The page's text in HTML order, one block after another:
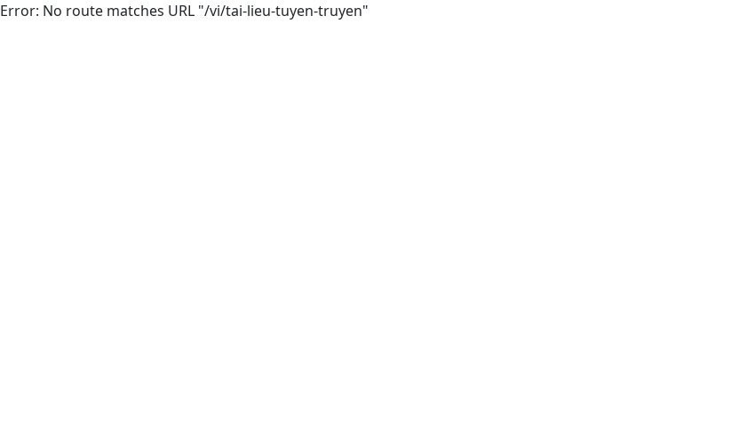
Error: No route matches URL "/vi/tai-lieu-tuyen-truyen"